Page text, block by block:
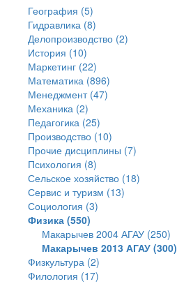
География (5)
Гидравлика (8)
Делопроизводство (2)
История (10)
Маркетинг (22)
Математика (896)
Менеджмент (47)
Механика (2)
Педагогика (25)
Производство (10)
Прочие дисциплины (7)
Психология (8)
Сельское хозяйство (18)
Сервис и туризм (13)
Социология (3)
Физика (550)
Макарычев 2004 АГАУ (250)
Макарычев 2013 АГАУ (300)
Физкультура (2)
Филология (17)